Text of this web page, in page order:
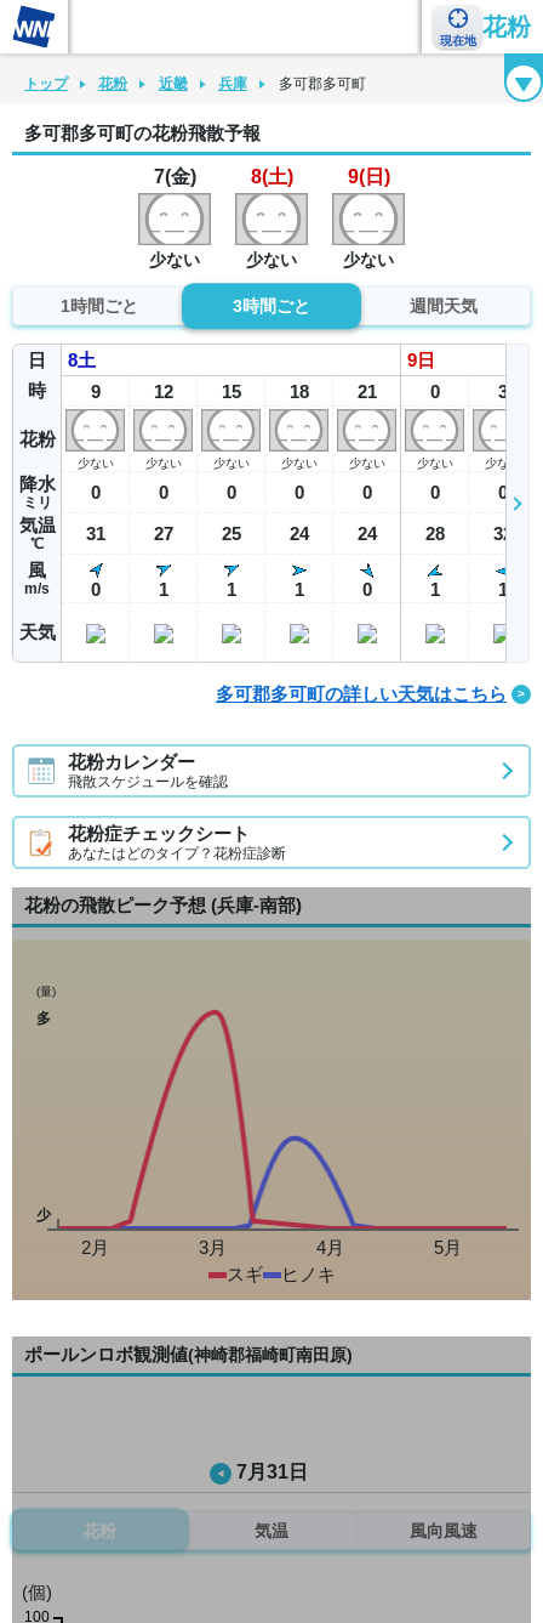
現在地
花粉
花粉カレンダー 花粉図鑑 花粉症チェックシート 花粉症ハンドブック
トップ 花粉 近畿 兵庫 多可郡多可町
多可郡多可町の花粉飛散予報
7(金)
少ない
8(土)
少ない
9(日)
少ない
1時間ごと 3時間ごと 週間天気
日
時
花粉
降水
ミリ
気温
℃
風
m/s
天気
8土
9
少ない
0
31
0
12
少ない
0
27
1
15
少ない
0
25
1
18
少ない
0
24
1
21
少ない
0
24
0
9 日
0
少ない
0
28
1
3
少ない
0
32
1
多可郡多可町の詳しい天気はこちら
花粉カレンダー
飛散スケジュールを確認
花粉症チェックシート
あなたはどのタイプ？花粉症診断
花粉の飛散ピーク予想 (兵庫-南部)
(量)
多
少
2月 3月 4月
5月
スギ
ヒノキ
ポールンロボ観測値(神崎郡福崎町南田原)
7月31日
花粉 気温 風向風速
(個)
100